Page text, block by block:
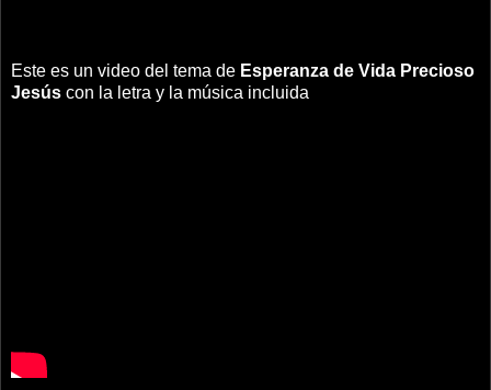
Este es un video del tema de Esperanza de Vida Precioso
Jesús con la letra y la música incluida